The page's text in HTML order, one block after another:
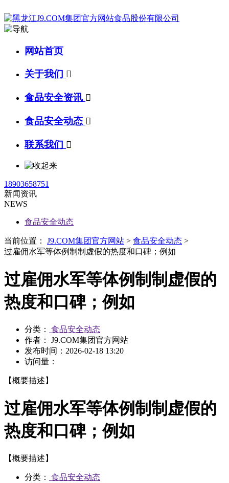
网站首页
关于我们 
食品安全资讯 
食品安全动态 
联系我们 
18903658751
新闻资讯
NEWS
食品安全动态
当前位置： J9.COM集团官方网站 > 食品安全动态 >
过雇佣水军等体例制制虚假的热度和口碑；例如
过雇佣水军等体例制制虚假的
热度和口碑；例如
分类：
食品安全动态
作者： J9.COM集团官方网站
发布时间： 2026-02-18 13:20
访问量：
【概要描述】
过雇佣水军等体例制制虚假的
热度和口碑；例如
【概要描述】
分类：
食品安全动态